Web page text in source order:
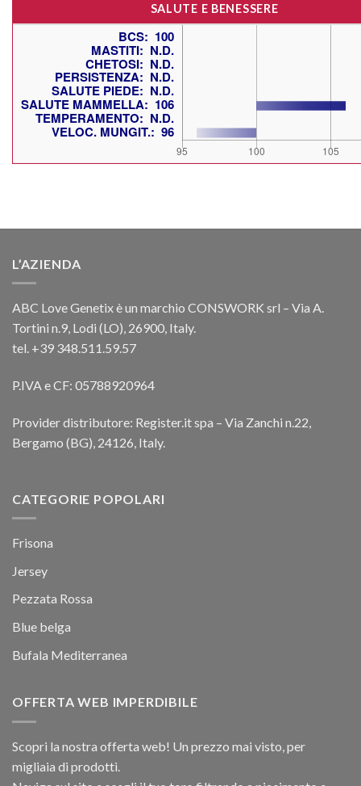
SALUTE E BENESSERE
L’AZIENDA
ABC Love Genetix è un marchio CONSWORK srl – Via A.
Tortini n.9, Lodi (LO), 26900, Italy.
tel. +39 348.511.59.57
P.IVA e CF: 05788920964
Provider distributore: Register.it spa – Via Zanchi n.22,
Bergamo (BG), 24126, Italy.
CATEGORIE POPOLARI
Frisona
Jersey
Pezzata Rossa
Blue belga
Bufala Mediterranea
OFFERTA WEB IMPERDIBILE
Scopri la nostra offerta web! Un prezzo mai visto, per
migliaia di prodotti.